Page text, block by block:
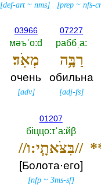
[prep ~nfs-
[def-art ~nms]
07227
раббˌа:‎
רַבָּ֥ה
обильна
[adj-fs]
03966
мәъˈо:đ
מְאֹֽד׃
очень
[adv]
01207
бiццо:τˈа:йβ
//בִּצֹּאתָ֧י:ו//
[Болота·его]
[nfp~ 3ms-sf]